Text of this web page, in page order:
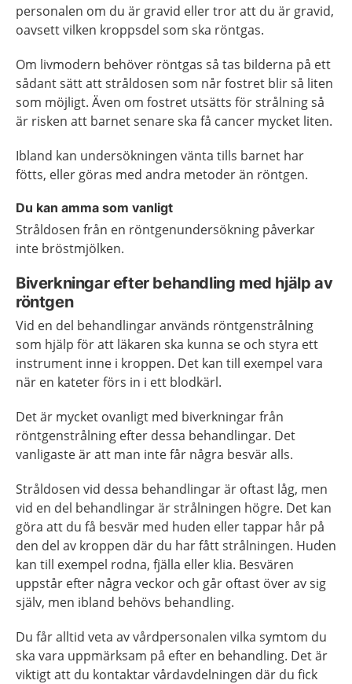
personalen om du är gravid eller tror att du är gravid,
oavsett vilken kroppsdel som ska röntgas.
Om livmodern behöver röntgas så tas bilderna på ett
sådant sätt att stråldosen som når fostret blir så liten
som möjligt. Även om fostret utsätts för strålning så
är risken att barnet senare ska få cancer mycket liten.
Ibland kan undersökningen vänta tills barnet har
fötts, eller göras med andra metoder än röntgen.
Du kan amma som vanligt
Stråldosen från en röntgenundersökning påverkar
inte bröstmjölken.
Biverkningar efter behandling med hjälp av
röntgen
Vid en del behandlingar används röntgenstrålning
som hjälp för att läkaren ska kunna se och styra ett
instrument inne i kroppen. Det kan till exempel vara
när en kateter förs in i ett blodkärl.
Det är mycket ovanligt med biverkningar från
röntgenstrålning efter dessa behandlingar. Det
vanligaste är att man inte får några besvär alls.
Stråldosen vid dessa behandlingar är oftast låg, men
vid en del behandlingar är strålningen högre. Det kan
göra att du få besvär med huden eller tappar hår på
den del av kroppen där du har fått strålningen. Huden
kan till exempel rodna, fjälla eller klia. Besvären
uppstår efter några veckor och går oftast över av sig
själv, men ibland behövs behandling.
Du får alltid veta av vårdpersonalen vilka symtom du
ska vara uppmärksam på efter en behandling. Det är
viktigt att du kontaktar vårdavdelningen där du fick